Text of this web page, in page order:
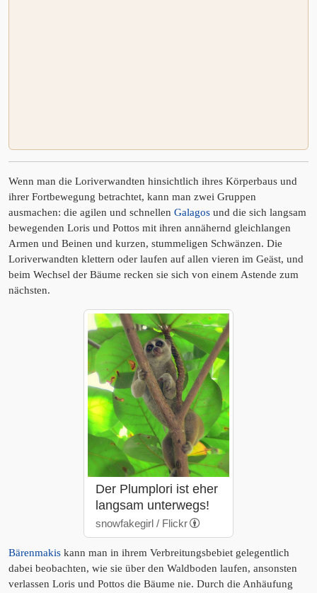
Wenn man die Loriverwandten hinsichtlich ihres Körperbaus und
ihrer Fortbewegung betrachtet, kann man zwei Gruppen
ausmachen: die agilen und schnellen Galagos und die sich langsam
bewegenden Loris und Pottos mit ihren annähernd gleichlangen
Armen und Beinen und kurzen, stummeligen Schwänzen. Die
Loriverwandten klettern oder laufen auf allen vieren im Geäst, und
beim Wechsel der Bäume recken sie sich von einem Astende zum
nächsten.
Der Plumplori ist eher
langsam unterwegs!
snowfakegirl / Flickr
Bärenmakis kann man in ihrem Verbreitungsbebiet gelegentlich
dabei beobachten, wie sie über den Waldboden laufen, ansonsten
verlassen Loris und Pottos die Bäume nie. Durch die Anhäufung